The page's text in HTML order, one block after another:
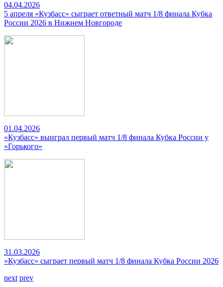
04.04.2026
5 апреля «Кузбасс» сыграет ответный матч 1/8 финала Кубка
России 2026 в Нижнем Новгороде
01.04.2026
«Кузбасс» выиграл первый матч 1/8 финала Кубка России у
«Горького»
31.03.2026
«Кузбасс» сыграет первый матч 1/8 финала Кубка России 2026
next prev